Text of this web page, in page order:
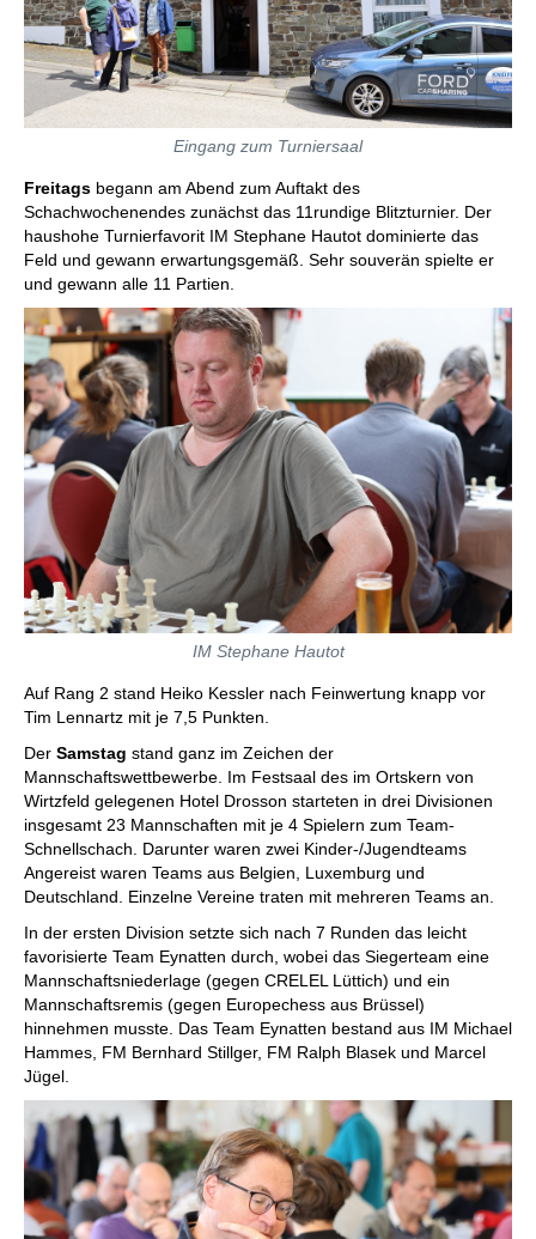
Eingang zum Turniersaal
Freitags begann am Abend zum Auftakt des
Schachwochenendes zunächst das 11rundige Blitzturnier. Der
haushohe Turnierfavorit IM Stephane Hautot dominierte das
Feld und gewann erwartungsgemäß. Sehr souverän spielte er
und gewann alle 11 Partien.
IM Stephane Hautot
Auf Rang 2 stand Heiko Kessler nach Feinwertung knapp vor
Tim Lennartz mit je 7,5 Punkten.
Der Samstag stand ganz im Zeichen der
Mannschaftswettbewerbe. Im Festsaal des im Ortskern von
Wirtzfeld gelegenen Hotel Drosson starteten in drei Divisionen
insgesamt 23 Mannschaften mit je 4 Spielern zum Team-
Schnellschach. Darunter waren zwei Kinder-/Jugendteams
Angereist waren Teams aus Belgien, Luxemburg und
Deutschland. Einzelne Vereine traten mit mehreren Teams an.
In der ersten Division setzte sich nach 7 Runden das leicht
favorisierte Team Eynatten durch, wobei das Siegerteam eine
Mannschaftsniederlage (gegen CRELEL Lüttich) und ein
Mannschaftsremis (gegen Europechess aus Brüssel)
hinnehmen musste. Das Team Eynatten bestand aus IM Michael
Hammes, FM Bernhard Stillger, FM Ralph Blasek und Marcel
Jügel.